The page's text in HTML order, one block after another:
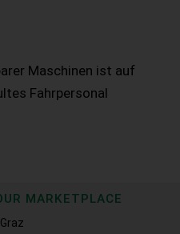
Maschinen ist auf
Fahrpersonal
MARKETPLACE